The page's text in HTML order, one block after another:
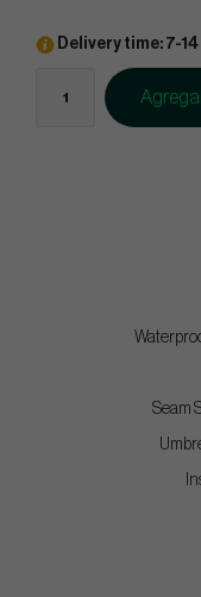
Delivery time: 7-
Seam